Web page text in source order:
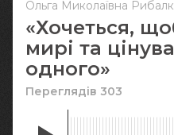
Ольга Миколаївна
«Хочеться,
мирі та
одного»
Переглядів 303